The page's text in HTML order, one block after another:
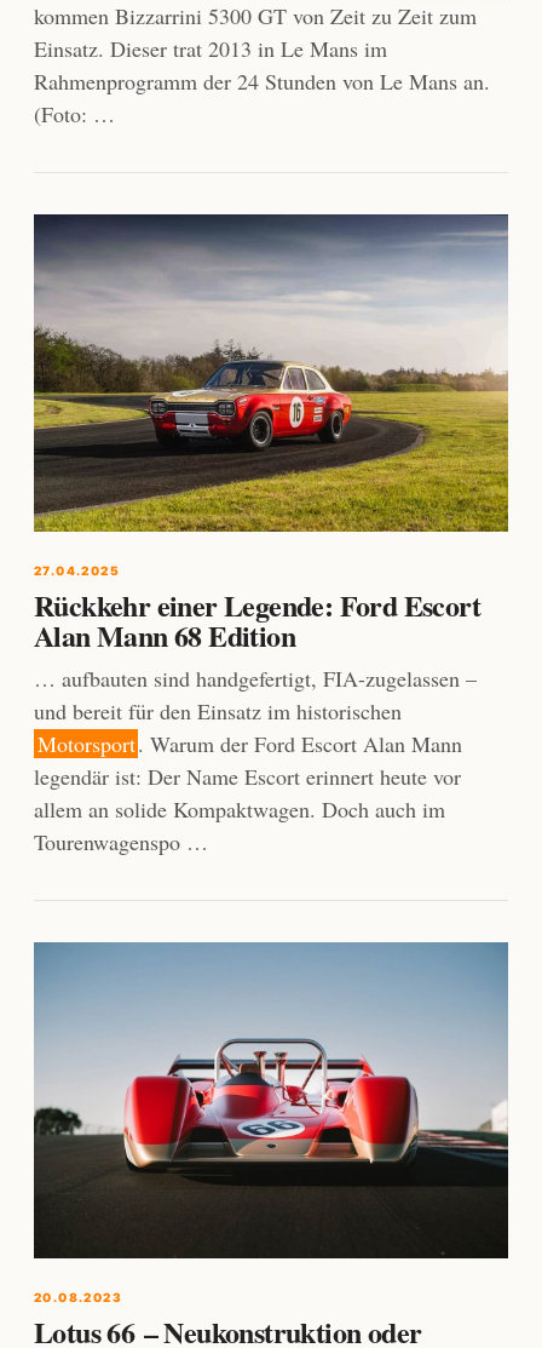
kommen Bizzarrini 5300 GT von Zeit zu Zeit zum
Einsatz. Dieser trat 2013 in Le Mans im
Rahmenprogramm der 24 Stunden von Le Mans an.
(Foto: …
27.04.2025
Rückkehr einer Legende: Ford Escort
Alan Mann 68 Edition
… aufbauten sind handgefertigt, FIA-zugelassen –
und bereit für den Einsatz im historischen
Motorsport. Warum der Ford Escort Alan Mann
legendär ist: Der Name Escort erinnert heute vor
allem an solide Kompaktwagen. Doch auch im
Tourenwagenspo …
20.08.2023
Lotus 66 – Neukonstruktion oder